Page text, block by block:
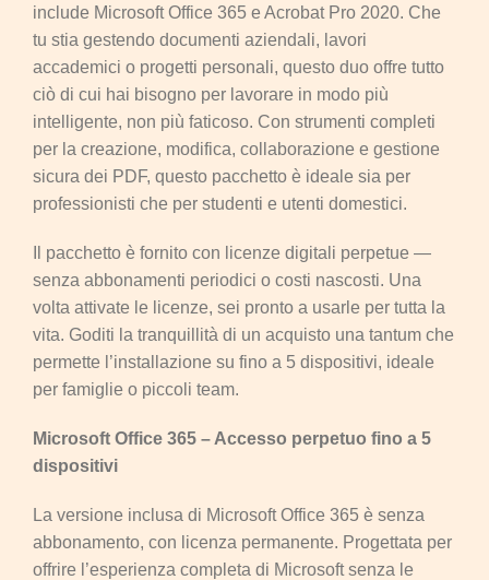
include Microsoft Office 365 e Acrobat Pro 2020. Che
tu stia gestendo documenti aziendali, lavori
accademici o progetti personali, questo duo offre tutto
ciò di cui hai bisogno per lavorare in modo più
intelligente, non più faticoso. Con strumenti completi
per la creazione, modifica, collaborazione e gestione
sicura dei PDF, questo pacchetto è ideale sia per
professionisti che per studenti e utenti domestici.
Il pacchetto è fornito con licenze digitali perpetue —
senza abbonamenti periodici o costi nascosti. Una
volta attivate le licenze, sei pronto a usarle per tutta la
vita. Goditi la tranquillità di un acquisto una tantum che
permette l’installazione su fino a 5 dispositivi, ideale
per famiglie o piccoli team.
Microsoft Office 365 – Accesso perpetuo fino a 5
dispositivi
La versione inclusa di Microsoft Office 365 è senza
abbonamento, con licenza permanente. Progettata per
offrire l’esperienza completa di Microsoft senza le